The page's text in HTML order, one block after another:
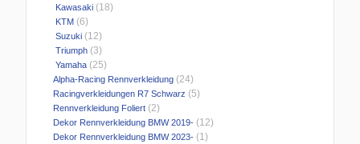
Kawasaki (18)
KTM (6)
Suzuki (12)
Triumph (3)
Yamaha (25)
Alpha-Racing Rennverkleidung (24)
Racingverkleidungen R7 Schwarz (5)
Rennverkleidung Foliert (2)
Dekor Rennverkleidung BMW 2019- (12)
Dekor Rennverkleidung BMW 2023- (1)